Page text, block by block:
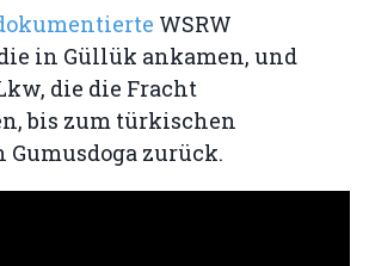
WSRW
in Güllük ankamen, und
die die Fracht
bis zum türkischen
zurück.